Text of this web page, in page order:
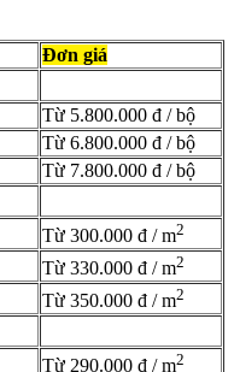
Đơn giá
Từ 5.800.000 đ / bộ
Từ 6.800.000 đ / bộ
Từ 7.800.000 đ / bộ
Từ 300.000 đ / m2
Từ 330.000 đ / m2
Từ 350.000 đ / m2
Từ 290.000 đ / m2